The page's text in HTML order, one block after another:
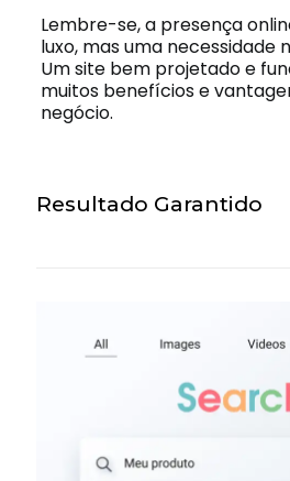
Lembre-se, a presença
luxo, mas uma necessidade
Um site bem projetado e
muitos benefícios e
negócio.
Resultado Garantido